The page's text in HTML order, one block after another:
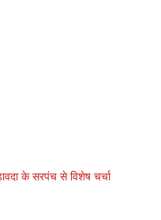
के सरपंच से विशेष चर्चा